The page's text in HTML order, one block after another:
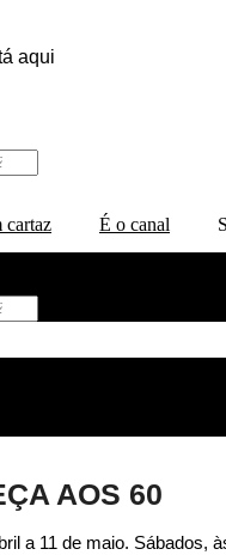
aqui
cartaz É o canal
AOS 60
a 11 de maio. Sábados,